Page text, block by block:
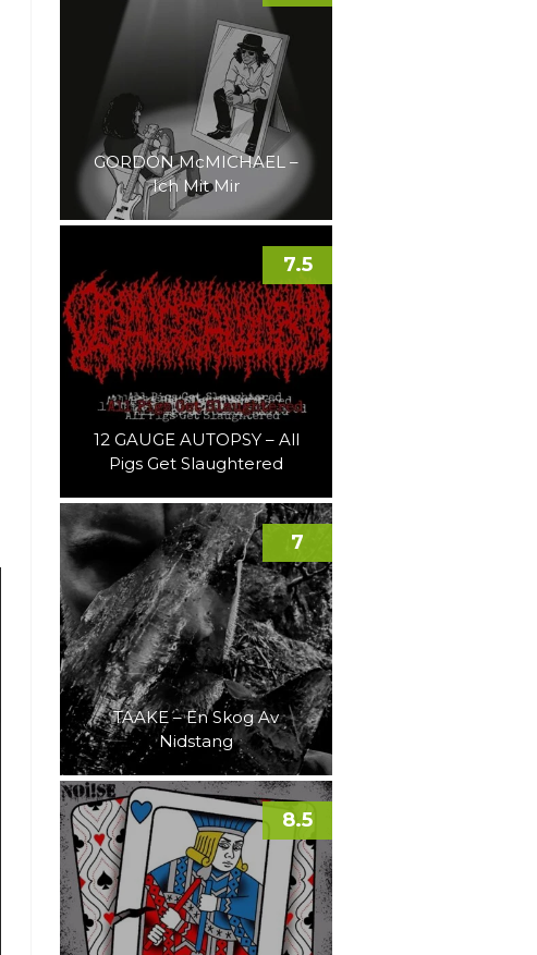
GORDON McMICHAEL –
Ich Mit Mir
12 GAUGE AUTOPSY – All
Pigs Get Slaughtered
7.5
TAAKE – En Skog Av
Nidstang
7
8.5